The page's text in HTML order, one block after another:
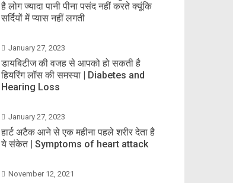
है लोग ज्यादा पानी पीना पसंद नहीं करते क्यूंकि
सर्दियों में प्यास नहीं लगती
January 27, 2023
डायबिटीज की वजह से आपको हो सकती है
हियरिंग लॉस की समस्या | Diabetes and
Hearing Loss
January 27, 2023
हार्ट अटैक आने से एक महीना पहले शरीर देता है
ये संकेत | Symptoms of heart attack
November 12, 2021